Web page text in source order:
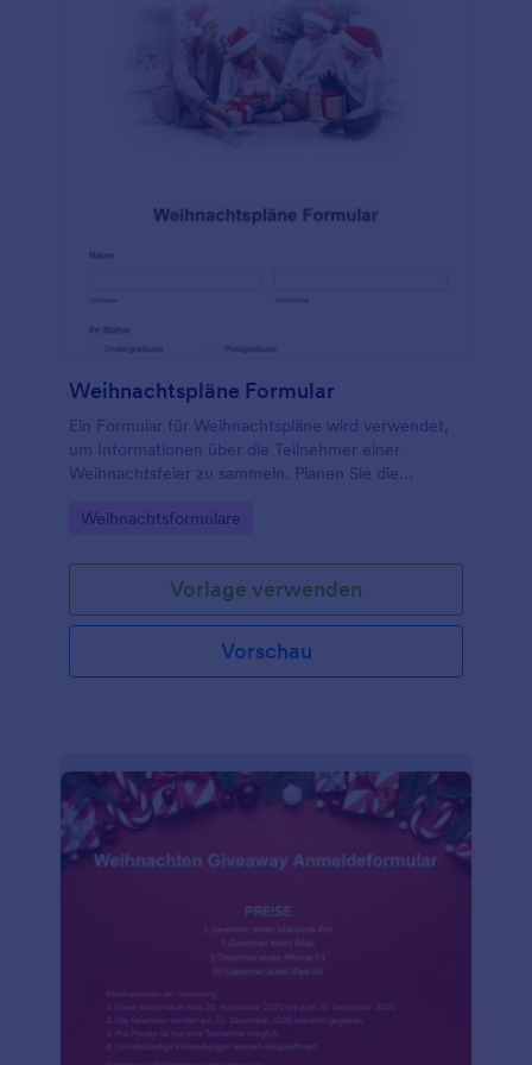
Fernsehsendungen, Büchern, Künstlern/Bands,
Schauspielern/Schauspielerinnen, Snacks,
Lebensmitteln, Getränken, Süßigkeiten und
Restaurants gefragt wird. Es gibt auch einen
Abschnitt, in dem der Empfänger seine Hobbys,
Sammlungen und Vorlieben auflisten kann.
Weihnachtspläne Formular
Ein Formular für Weihnachtspläne wird verwendet,
um Informationen über die Teilnehmer einer
Weihnachtsfeier zu sammeln. Planen Sie die
Weihnachtsplanformular! Passen Sie das Formular
fügen Sie die Einladungsliste hinzu und betten Sie
das Formular auf Ihrer Website ein oder versenden
Sie Einladungen mit einem Link, um Antworten zu
sammeln. Sie können die Antworten sogar mit
einem Klick in eine bearbeitbare Tabelle umwandeln,
Ihres Unternehmens hinzu. Sie können die
Antworten sogar privat halten, indem Sie Ihr
kostenloses Jotform Konto aufrüsten! Halten Sie die
Namen Ihrer Partygäste geheim, indem Sie ihre
Daten in einem kostenlosen Formular für
Go to Category:
Weihnachtsformulare
Vorlage verwenden
Vorschau